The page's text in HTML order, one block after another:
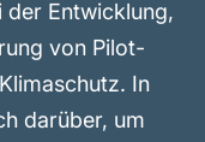
der Entwicklung,
von Pilot-
In
darüber, um